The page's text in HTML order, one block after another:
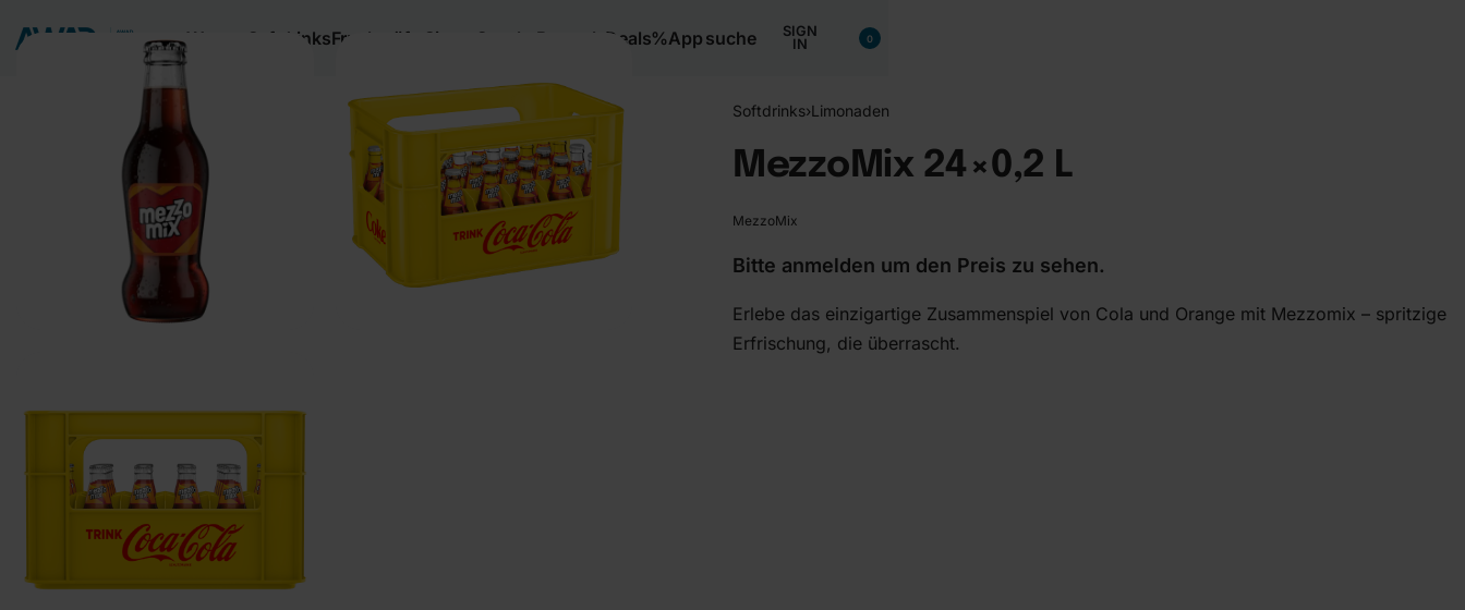
Wasser SoftdrinksFruchtsäfte Sirups Snacks Bartools Deals%App suche
SIGN
IN
0
Softdrinks›Limonaden
MezzoMix 24×0,2 L
MezzoMix
Bitte anmelden um den Preis zu sehen.
Erlebe das einzigartige Zusammenspiel von Cola und Orange mit Mezzomix – spritzige
Erfrischung, die überrascht.